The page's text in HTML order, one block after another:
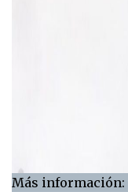
Más información: